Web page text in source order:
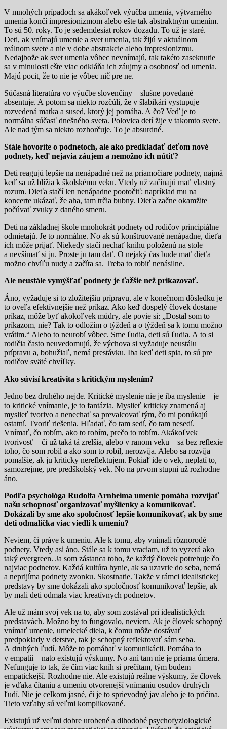
V mnohých prípadoch sa akákoľvek výučba umenia, výtvarného
umenia končí impresionizmom alebo ešte tak abstraktným umením.
To sú 50. roky. To je sedemdesiat rokov dozadu. To už je staré.
Deti, ak vnímajú umenie a svet umenia, tak žijú v aktuálnom
reálnom svete a nie v dobe abstrakcie alebo impresionizmu.
Nedajbože ak svet umenia vôbec nevnímajú, tak takéto zaseknutie
sa v minulosti ešte viac odkláňa ich záujmy a osobnosť od umenia.
Majú pocit, že to nie je vôbec nič pre ne.
Súčasná literatúra vo výučbe slovenčiny – slušne povedané –
absentuje. A potom sa niekto rozčúli, že v šlabikári vystupuje
rozvedená matka a sused, ktorý jej pomáha. A čo? Veď je to
normálna súčasť dnešného sveta. Polovica detí žije v takomto svete.
Ale nad tým sa niekto rozhorčuje. To je absurdné.
Stále hovoríte o podnetoch, ale ako predkladať deťom nové
podnety, keď nejavia záujem a nemožno ich nútiť?
Deti reagujú lepšie na nenápadné než na priamočiare podnety, najmä
keď sa už blížia k školskému veku. Vtedy už začínajú mať vlastný
rozum. Dieťa stačí len nenápadne pootočiť: napríklad mu na
koncerte ukázať, že aha, tam trčia bubny. Dieťa začne okamžite
počúvať zvuky z daného smeru.
Deti na základnej škole mnohokrát podnety od rodičov principiálne
odmietajú. Je to normálne. No ak sú konštruované nenápadne, dieťa
ich môže prijať. Niekedy stačí nechať knihu položenú na stole
a nevšímať si ju. Proste ju tam dať. O nejaký čas bude mať dieťa
možno chvíľu nudy a začíta sa. Treba to robiť nenásilne.
Ale neustále vymýšľať podnety je ťažšie než prikazovať.
Áno, vyžaduje si to zložitejšiu prípravu, ale v konečnom dôsledku je
to oveľa efektívnejšie než príkaz. Ako keď dospelý človek dostane
príkaz, môže byť akokoľvek múdry, ale povie si: „Dostal som to
príkazom, nie? Tak to odložím o týždeň a o týždeň sa k tomu možno
vrátim.“ Alebo to neurobí vôbec. Sme ľudia, deti sú ľudia. A to si
rodičia často neuvedomujú, že výchova si vyžaduje neustálu
prípravu a, bohužiaľ, nemá prestávku. Iba keď deti spia, to sú pre
rodičov sväté chvíľky.
Ako súvisí kreativita s kritickým myslením?
Jedno bez druhého nejde. Kritické myslenie nie je iba myslenie – je
to kritické vnímanie, je to fantázia. Myslieť kriticky znamená aj
myslieť tvorivo a nenechať sa prevalcovať tým, čo mi ponúkajú
ostatní. Tvoriť riešenia. Hľadať, čo tam sedí, čo tam nesedí.
Vnímať, čo robím, ako to robím, prečo to robím. Akákoľvek
tvorivosť – či už taká tá zrelšia, alebo v ranom veku – sa bez reflexie
toho, čo som robil a ako som to robil, nerozvíja. Alebo sa rozvíja
pomalšie, ak ju kriticky nereflektujem. Pokiaľ ide o vek, neplatí to,
samozrejme, pre predškolský vek. No na prvom stupni už rozhodne
áno.
Podľa psychológa Rudolfa Arnheima umenie pomáha rozvíjať
našu schopnosť organizovať myšlienky a komunikovať.
Dokázali by sme ako spoločnosť lepšie komunikovať, ak by sme
deti odmalička viac viedli k umeniu?
Neviem, či práve k umeniu. Ale k tomu, aby vnímali rôznorodé
podnety. Vtedy asi áno. Stále sa k tomu vraciam, už to vyzerá ako
taký evergreen. Ja som zástanca toho, že každý človek potrebuje čo
najviac podnetov. Každá kultúra hynie, ak sa uzavrie do seba, nemá
a neprijíma podnety zvonku. Skostnatie. Takže v rámci idealistickej
predstavy by sme dokázali ako spoločnosť komunikovať lepšie, ak
by mali deti odmala viac kreatívnych podnetov.
Ale už mám svoj vek na to, aby som zostával pri idealistických
predstavách. Možno by to fungovalo, neviem. Ak je človek schopný
vnímať umenie, umelecké diela, k čomu môže dostávať
predpoklady v detstve, tak je schopný reflektovať sám seba.
A druhých ľudí. Môže to pomáhať v komunikácii. Pomáha to
v empatii – nato existujú výskumy. No ani tam nie je priama úmera.
Nefunguje to tak, že čím viac kníh si prečítam, tým budem
empatickejší. Rozhodne nie. Ale existujú reálne výskumy, že človek
je vďaka čítaniu a umeniu otvorenejší vnímaniu osudov druhých
ľudí. Nie je celkom jasné, či je to sprievodný jav alebo je to príčina.
Tieto vzťahy sú veľmi komplikované.
Existujú už veľmi dobre urobené a dlhodobé psychofyziologické